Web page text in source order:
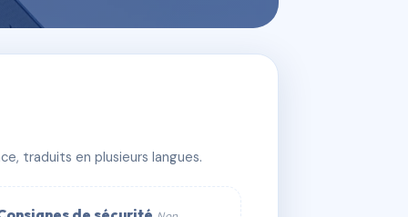
traduits en plusieurs langues.